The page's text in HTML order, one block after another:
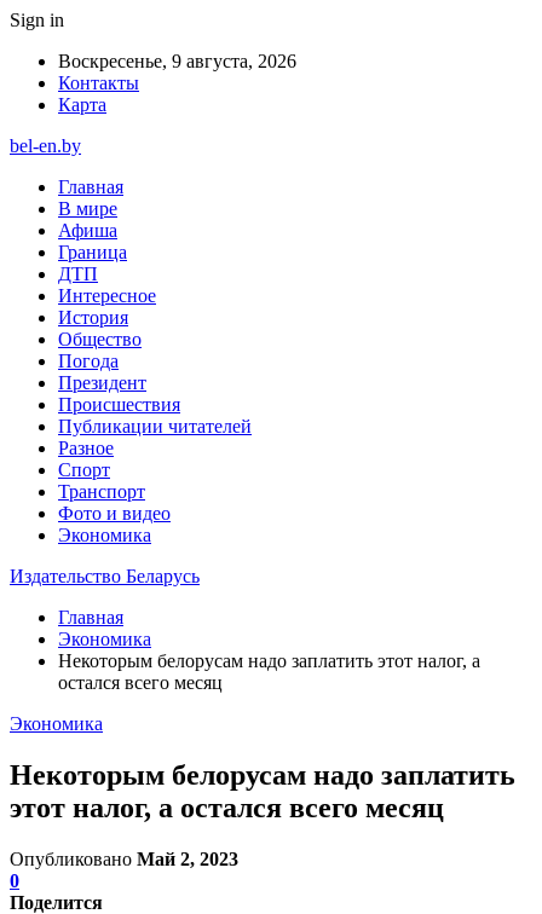
Sign in
Воскресенье, 9 августа, 2026
Контакты
Карта
bel-en.by
Главная
В мире
Афиша
Граница
ДТП
Интересное
История
Общество
Погода
Президент
Происшествия
Публикации читателей
Разное
Спорт
Транспорт
Фото и видео
Экономика
Издательство Беларусь
Главная
Экономика
Некоторым белорусам надо заплатить этот налог, а
остался всего месяц
Экономика
Некоторым белорусам надо заплатить
этот налог, а остался всего месяц
Опубликовано Май 2, 2023
0
Поделится